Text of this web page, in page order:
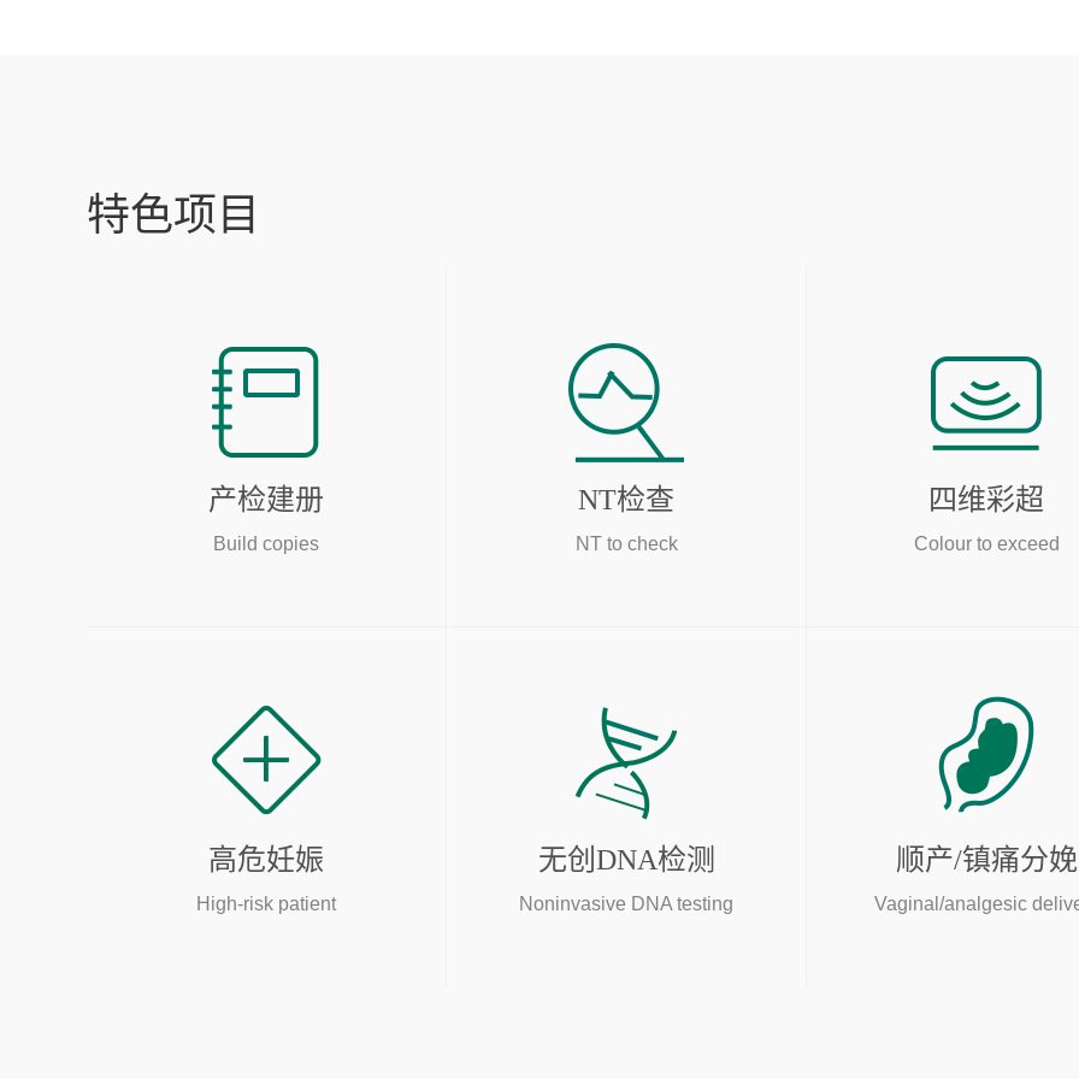
特色项目
产检建册
Build copies
NT检查
NT to check
四维彩超
Colour to exceed
高危妊娠
High-risk patient
无创DNA检测
Noninvasive DNA testing
顺产/镇痛分娩
Vaginal/analgesic